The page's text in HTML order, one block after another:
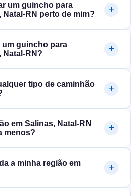
um guincho para
perto de mim?
guincho para
tipo de caminhão
em Salinas, Natal‑RN
menos?
a minha região em